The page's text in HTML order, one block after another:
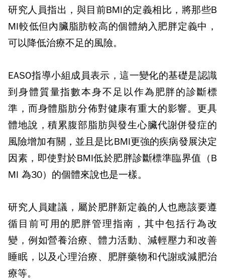
研究人員指出，與目前BMI的定義相比，將那些B
MI較低但內臟脂肪較高的個體納入肥胖定義中，
可以降低治療不足的風險。
EASO指導小組成員表示，這一變化的基礎是認識
到身體質量指數本身不足以作為肥胖的診斷標
準，而身體脂肪分佈對健康有重大的影響。更具
體地說，積累腹部脂肪與發生心臟代謝併發症的
風險增加有關，並且是比BMI更強的疾病發展決定
因素，即使對於BMI低於肥胖診斷標準臨界值（B
MI 為30）的個體來說也是一樣。
研究人員建議，屬於肥胖新定義的人也應該要遵
循目前可用的肥胖管理指南，其中包括行為改
變，例如營養治療、體力活動、減輕壓力和改善
睡眠，以及心理治療、肥胖藥物和代謝或減肥治
療等。